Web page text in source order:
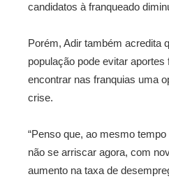
candidatos à franqueado
Porém, Adir também acredita
população pode evitar
encontrar nas franquias uma
crise.
“Penso que, ao mesmo
não se arriscar agora, com
aumento na taxa de